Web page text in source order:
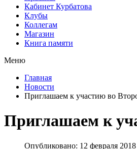
Кабинет Курбатова
Клубы
Коллегам
Магазин
Книга памяти
Меню
Главная
Новости
Приглашаем к участию во
Приглашаем к
Опубликовано: 12 февраля 2018